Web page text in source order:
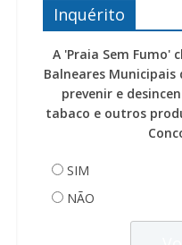
Inquérito
A 'Praia Sem Fumo'
Balneares Municipais
prevenir e
tabaco e outros
SIM
NÃO